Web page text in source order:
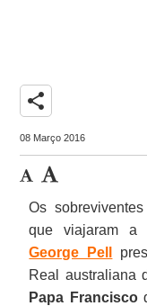
share
08 Março 2016
Os
que viajaram a
George Pell
Real australiana
Papa Francisco